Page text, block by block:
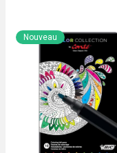
Premium
A5
Page
lignées
Nouveau